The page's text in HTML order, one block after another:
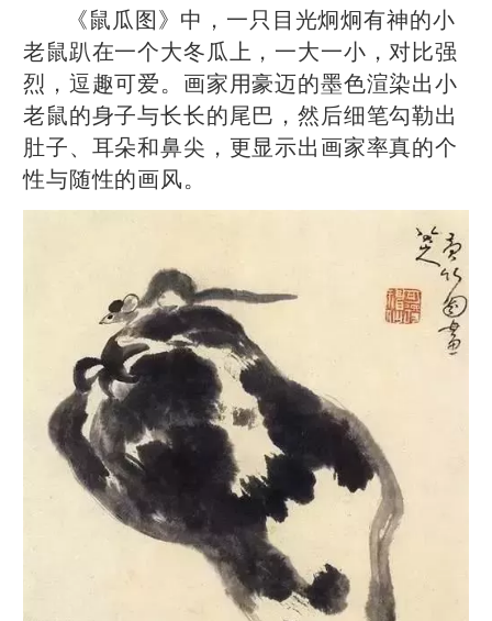
《鼠瓜图》中，一只目光炯炯有神的小
老鼠趴在一个大冬瓜上，一大一小，对比强
烈，逗趣可爱。画家用豪迈的墨色渲染出小
老鼠的身子与长长的尾巴，然后细笔勾勒出
肚子、耳朵和鼻尖，更显示出画家率真的个
性与随性的画风。